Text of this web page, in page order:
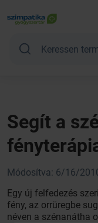
Segít a
Módosítva: 6/16/
Egy új felfedezés
fény, az orrüregbe
néven a szénanátha